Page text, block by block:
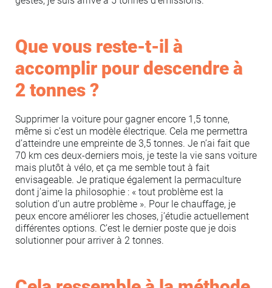
Que vous reste-t-il à
accomplir pour descendre à
2 tonnes ?
Supprimer la voiture pour gagner encore 1,5 tonne,
même si c’est un modèle électrique. Cela me permettra
d’atteindre une empreinte de 3,5 tonnes. Je n’ai fait que
70 km ces deux-derniers mois, je teste la vie sans voiture
mais plutôt à vélo, et ça me semble tout à fait
envisageable. Je pratique également la permaculture
dont j’aime la philosophie : « tout problème est la
solution d’un autre problème ». Pour le chauffage, je
peux encore améliorer les choses, j’étudie actuellement
différentes options. C’est le dernier poste que je dois
solutionner pour arriver à 2 tonnes.